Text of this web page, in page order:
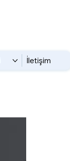
İletişim